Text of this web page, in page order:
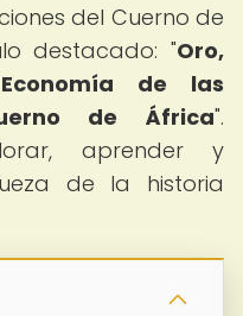
del Cuerno de
destacado: "Oro,
de las
de África".
aprender y
de la historia